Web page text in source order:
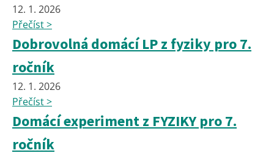
12. 1. 2026
Přečíst >
Dobrovolná domácí LP z fyziky pro 7.
ročník
12. 1. 2026
Přečíst >
Domácí experiment z FYZIKY pro 7.
ročník